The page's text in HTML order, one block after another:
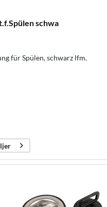
schwa
für Spülen, schwarz lfm.